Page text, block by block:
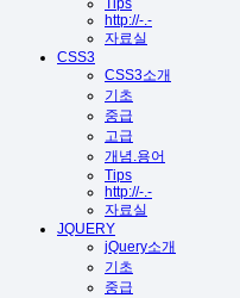
Tips
http://-.-
자료실
CSS3
CSS3소개
기초
중급
고급
개념.용어
Tips
http://-.-
자료실
JQUERY
jQuery소개
기초
중급